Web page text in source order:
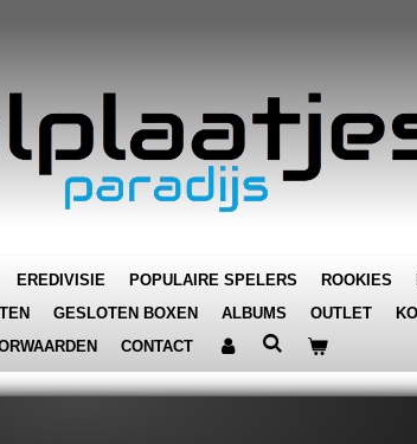
EREDIVISIE POPULAIRE SPELERS ROOKIES
GESLOTEN BOXEN ALBUMS OUTLET
CONTACT